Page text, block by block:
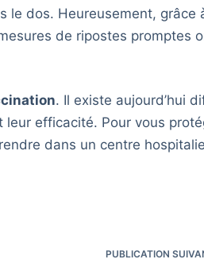
le dos. Heureusement, grâce
de ripostes promptes
. Il existe aujourd’hui
efficacité. Pour vous
dans un centre
PUBLICATION